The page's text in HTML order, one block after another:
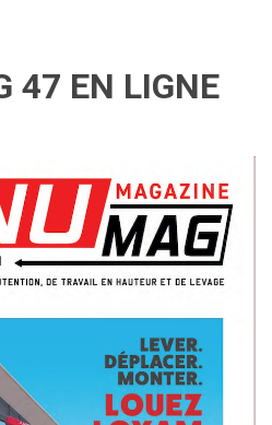
47 EN LIGNE